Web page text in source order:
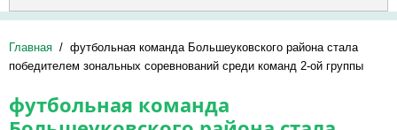
Главная / футбольная команда Большеуковского района стала
победителем зональных соревнований среди команд 2-ой группы
футбольная команда